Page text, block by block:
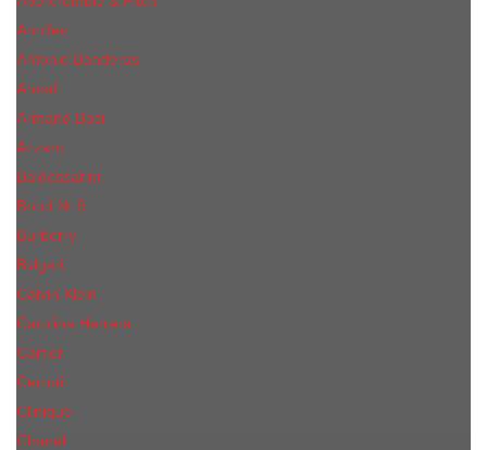
Annifen
Antonio Banderas
Armaf
Armand Basi
Azzaro
Baldessarini
Bond № 9
Burberry
Bvlgari
Calvin Klein
Carolina Herrera
Cartier
Cerruti
Сliniquе
Chanel